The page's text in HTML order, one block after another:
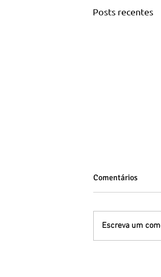
Posts recentes
Comentários
Escreva um